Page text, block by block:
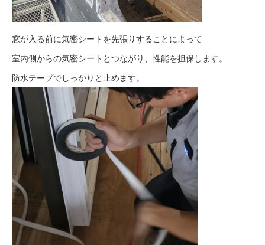
窓が入る前に気密シートを先張りすることによって
室内側からの気密シートとつながり、性能を担保します。
防水テープでしっかりと止めます。